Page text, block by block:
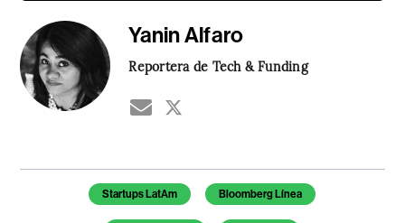
Yanin Alfaro
Reportera de Tech & Funding
Temas de este artículo
Startups LatAm Bloomberg Línea